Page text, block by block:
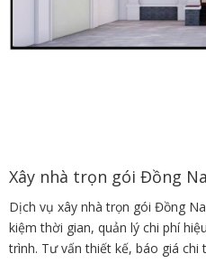
Xây nhà trọn gói Đồng
Dịch vụ xây nhà trọn gói Đồng
kiệm thời gian, quản lý chi phí
trình. Tư vấn thiết kế, báo giá chi